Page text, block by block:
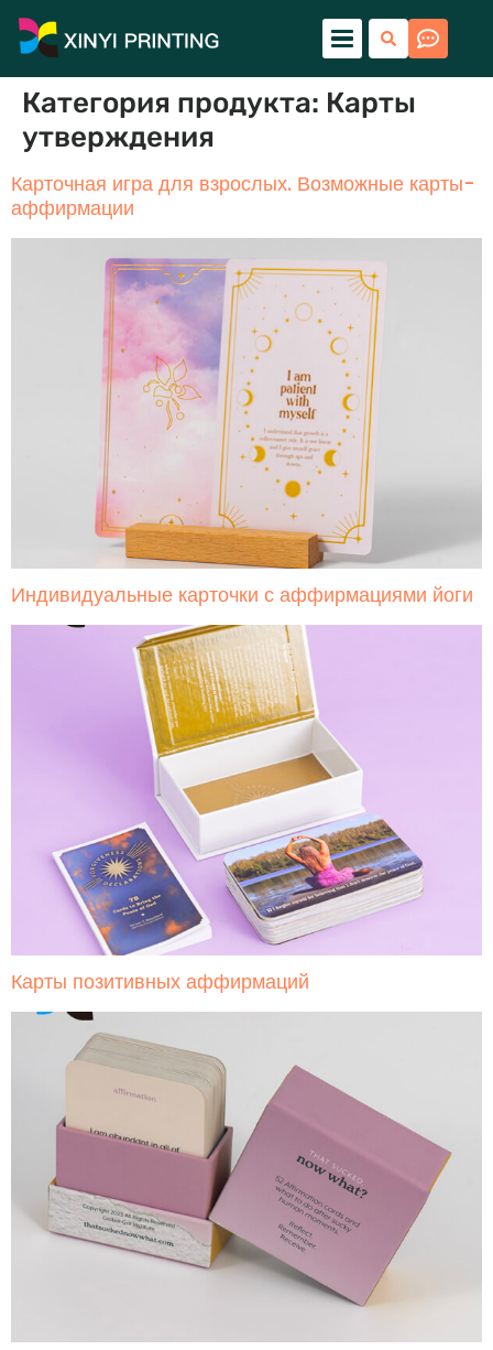
Категория продукта: Карты
утверждения
Карточная игра для взрослых. Возможные карты-
аффирмации
Индивидуальные карточки с аффирмациями йоги
Карты позитивных аффирмаций